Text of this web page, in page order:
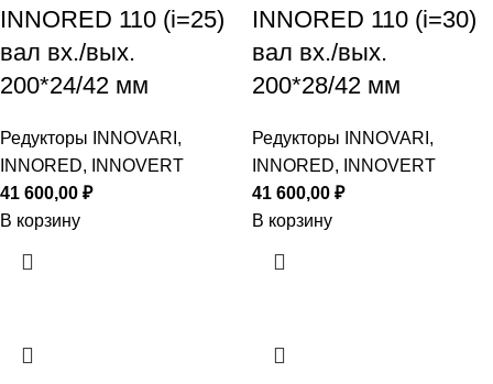
INNORED 110 (i=25)
вал вх./вых.
200*24/42 мм
Редукторы INNOVARI,
INNORED, INNOVERT
41 600,00 ₽
В корзину
INNORED 110 (i=30)
вал вх./вых.
200*28/42 мм
Редукторы INNOVARI,
INNORED, INNOVERT
41 600,00 ₽
В корзину